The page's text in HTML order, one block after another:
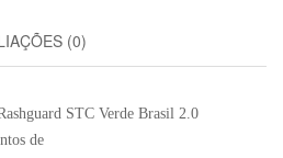
(0)
STC Verde Brasil 2.0
de